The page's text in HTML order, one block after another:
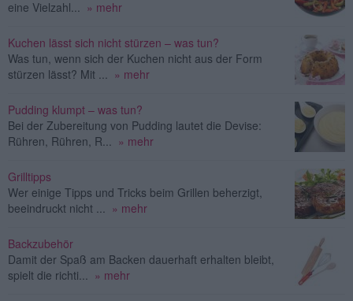
eine Vielzahl...
» mehr
Kuchen lässt sich nicht stürzen – was tun?
Was tun, wenn sich der Kuchen nicht aus der Form
stürzen lässt? Mit ...
» mehr
Pudding klumpt – was tun?
Bei der Zubereitung von Pudding lautet die Devise:
Rühren, Rühren, R...
» mehr
Grilltipps
Wer einige Tipps und Tricks beim Grillen beherzigt,
beeindruckt nicht ...
» mehr
Backzubehör
Damit der Spaß am Backen dauerhaft erhalten bleibt,
spielt die richti...
» mehr